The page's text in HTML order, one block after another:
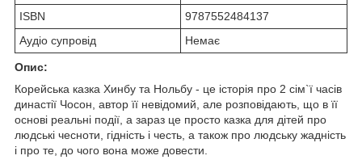
ISBN
9787552484137
Аудіо супровід
Немає
Опис:
Корейська казка Хинбу та Нольбу - це історія про 2 сім`ї часів
династії Чосон, автор її невідомий, але розповідають, що в її
основі реальні події, а зараз це просто казка для дітей про
людські чесноти, гідність і честь, а також про людську жадність
і про те, до чого вона може довести.